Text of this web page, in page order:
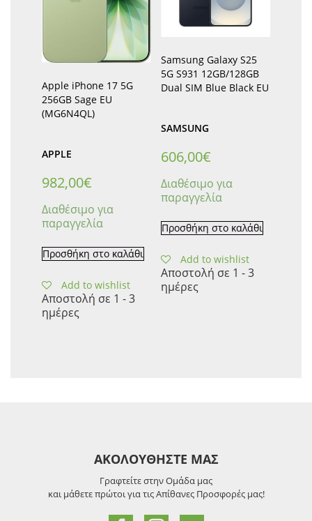
Apple iPhone 17 5G
256GB Sage EU
(MG6N4QL)
APPLE
982,00€
Διαθέσιμο για
παραγγελία
Προσθήκη στο καλάθι
Add to wishlist
Αποστολή σε 1 - 3
ημέρες
Samsung Galaxy S25
5G S931 12GB/128GB
Dual SIM Blue Black EU
SAMSUNG
606,00€
Διαθέσιμο για
παραγγελία
Προσθήκη στο καλάθι
Add to wishlist
Αποστολή σε 1 - 3
ημέρες
ΑΚΟΛΟΥΘΗΣΤΕ ΜΑΣ
Γραφτείτε στην Ομάδα μας
και μάθετε πρώτοι για τις Απίθανες Προσφορές μας!